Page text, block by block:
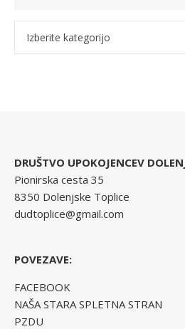
DRUŠTVO UPOKOJENCEV
Pionirska cesta 35
8350 Dolenjske Toplice
dudtoplice@gmail.com
POVEZAVE:
FACEBOOK
NAŠA STARA SPLETNA STRAN
PZDU